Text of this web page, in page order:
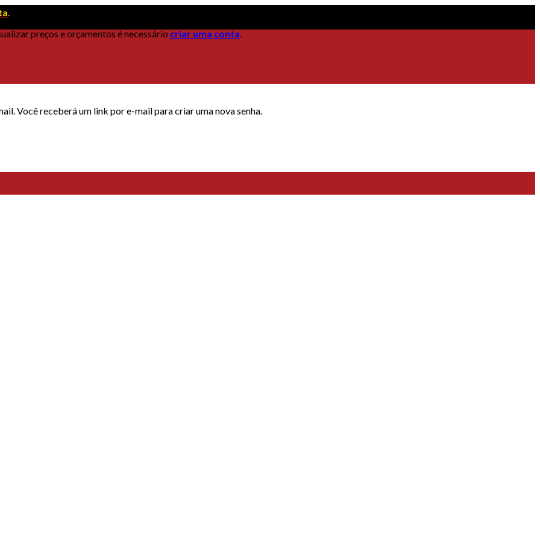
.
preços e orçamentos é necessáriocriar uma conta.
Você receberá um link por e-mail para criar uma nova senha.